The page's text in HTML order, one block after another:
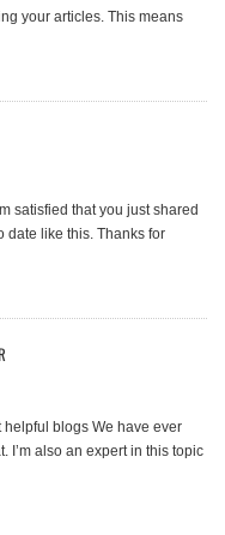
your articles. This means
satisfied that you just shared
date like this. Thanks for
blogs We have ever
I’m also an expert in this topic